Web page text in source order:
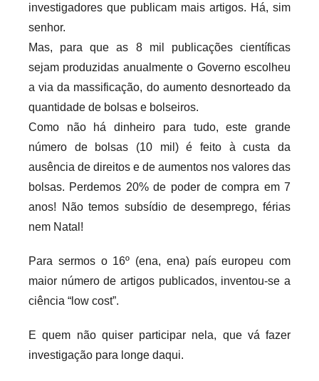
investigadores que publicam mais artigos. Há, sim
senhor.
Mas, para que as 8 mil publicações científicas
sejam produzidas anualmente o Governo escolheu
a via da massificação, do aumento desnorteado da
quantidade de bolsas e bolseiros.
Como não há dinheiro para tudo, este grande
número de bolsas (10 mil) é feito à custa da
ausência de direitos e de aumentos nos valores das
bolsas. Perdemos 20% de poder de compra em 7
anos! Não temos subsídio de desemprego, férias
nem Natal!
Para sermos o 16º (ena, ena) país europeu com
maior número de artigos publicados, inventou-se a
ciência “low cost”.
E quem não quiser participar nela, que vá fazer
investigação para longe daqui.